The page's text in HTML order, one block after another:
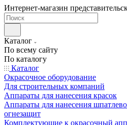
Интернет-магазин
Каталог
По всему сайту
По каталогу
Каталог
Окрасочное оборудование
Для строительных компаний
Аппараты для нанесения красок
Аппараты для нанесения
огнезащит
Комплектующие к окрасочный